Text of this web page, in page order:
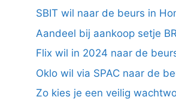
SBIT wil naar de beurs in
Aandeel bij aankoop setje
Flix wil in 2024 naar de
Oklo wil via SPAC naar de
Zo kies je een veilig